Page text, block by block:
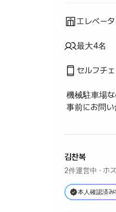
エレベー
最大4名
セルフチ
機械駐車場
事前にお問い
김찬복
2件運営中 · ホ
本人確認済み